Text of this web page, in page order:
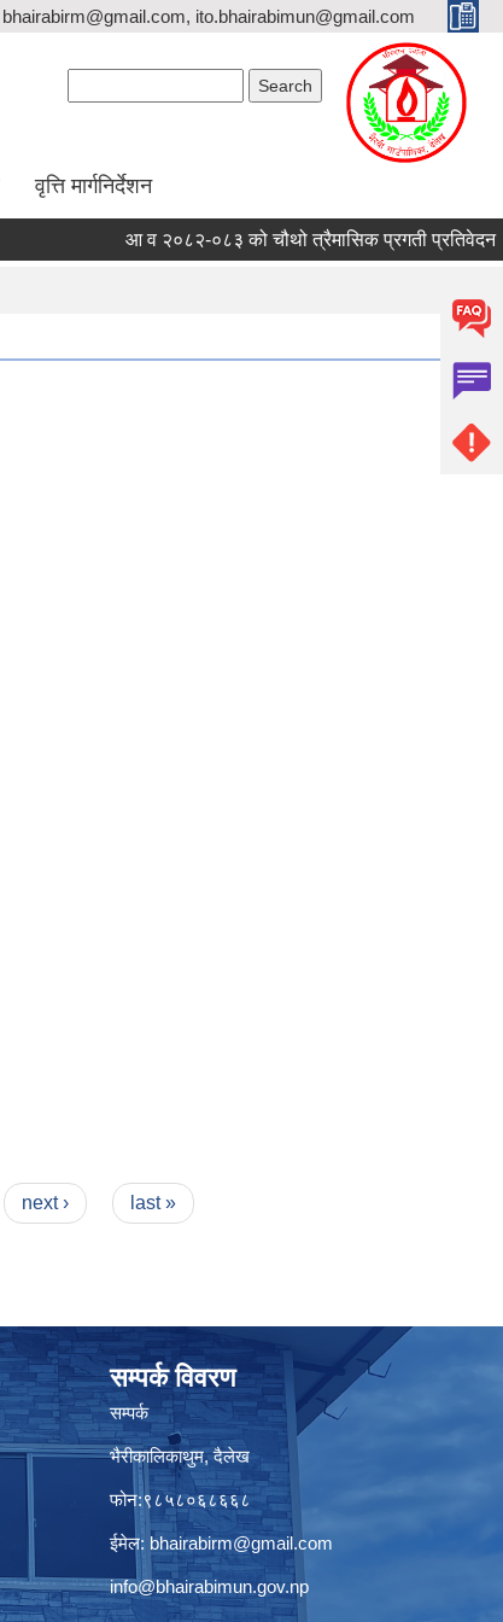
bhairabirm@gmail.com, ito.bhairabimun@gmail.com
वृत्ति मार्गनिर्देशन
आ व २०८२-०८३ को चौथो त्रैमासिक प्रगती प्रतिवेदन
next › last »
सम्पर्क विवरण
सम्पर्क
भैरीकालिकाथुम, दैलेख
फोन:९८५८०६८६६८
ईमेल: bhairabirm@gmail.com
info@bhairabimun.gov.np